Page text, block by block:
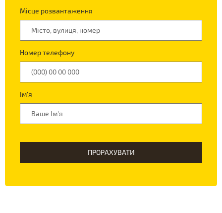
Місце розвантаження
Номер телефону
Ім'я
ПРОРАХУВАТИ